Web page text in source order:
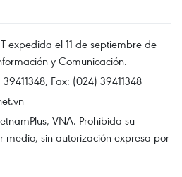
expedida el 11 de septiembre de
y Comunicación.
Fax: (024) 39411348
VNA. Prohibida su
medio, sin autorización expresa por